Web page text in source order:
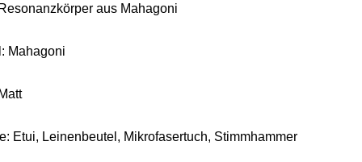
aus Mahagoni
Mahagoni
Etui, Leinenbeutel, Mikrofasertuch, Stimmhammer